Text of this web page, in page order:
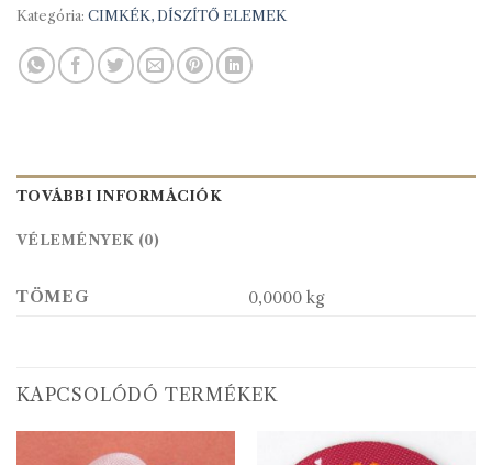
Kategória: CIMKÉK, DÍSZÍTŐ ELEMEK
TOVÁBBI INFORMÁCIÓK
VÉLEMÉNYEK (0)
TÖMEG 0,0000 kg
KAPCSOLÓDÓ TERMÉKEK